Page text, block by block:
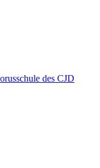
des CJD